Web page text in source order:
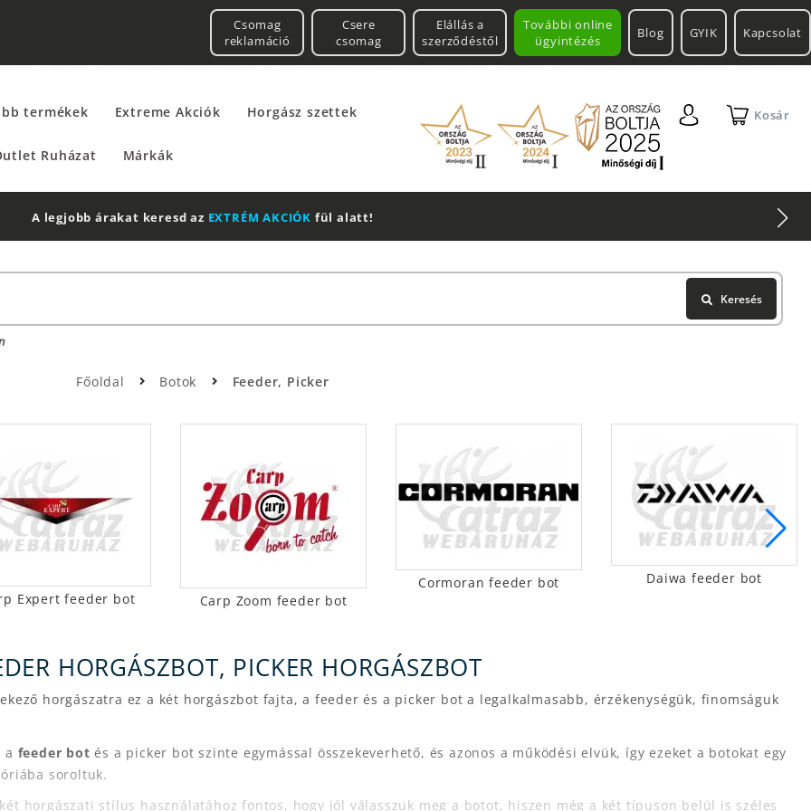
További online
ügyintézés
Csomag
reklamáció
Csere
csomag
Elállás a
szerződéstől
Blog GYIK Kapcsolat
termékek Extreme Akciók Horgász szettek
Ruházat Márkák
Kosár
2 db Shimano Aero Technium +LeathermanMultitool
Keresés
Főoldal Botok Feeder, Picker
Expert feeder bot Carp Zoom feeder bot
Cormoran feeder bot Daiwa feeder bot
HORGÁSZBOT, PICKER HORGÁSZBOT
horgászatra ez a két horgászbot fajta, a feeder és a picker bot a legalkalmasabb, érzékenységük, finomságuk
a feeder bot és a picker bot szinte egymással összekeverhető, és azonos a működési elvük, így ezeket a botokat egy
soroltuk.
horgászati stílus használatához fontos, hogy jól válasszuk meg a botot, hiszen még a két típuson belül is széles